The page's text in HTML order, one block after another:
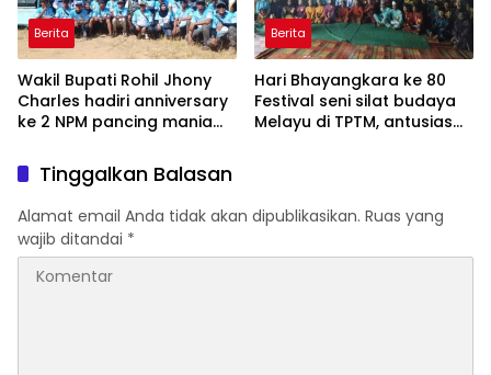
Berita
Wakil Bupati Rohil Jhony
Charles hadiri anniversary
ke 2 NPM pancing mania
diikuti 1154 peserta dari
berbagai wilayah di pulau
sumatera
Berita
Hari Bhayangkara ke 80
Festival seni silat budaya
Melayu di TPTM, antusias
kabupaten Rohil
Tinggalkan Balasan
Alamat email Anda tidak akan dipublikasikan. Ruas yang
wajib ditandai *